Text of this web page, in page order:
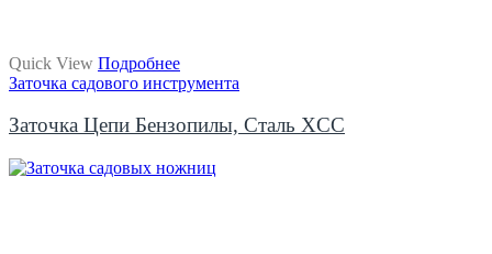
Quick View Подробнее
Заточка садового инструмента
Заточка Цепи Бензопилы, Сталь XCC